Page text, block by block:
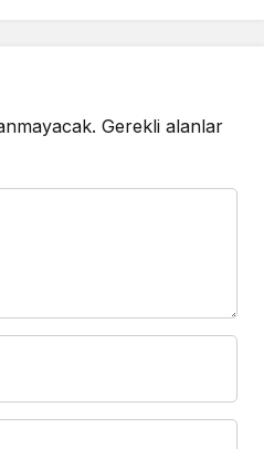
Gerekli alanlar